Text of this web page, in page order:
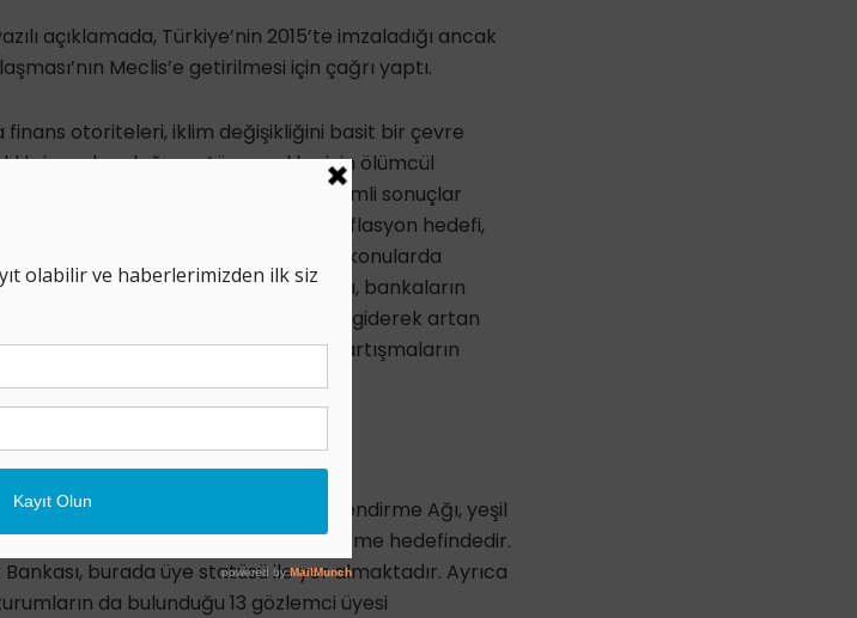
açıklamada, Türkiye’nin 2015’te imzaladığı ancak
Meclis’e getirilmesi için çağrı yaptı.
finans otoriteleri, iklim değişikliğini basit bir çevre
insanlar, doğa ve tüm canlılar için ölümcül
toplum üzerinde yarattığı risk, önemli sonuçlar
merkez bankalarının sadece enflasyon hedefi,
yeşil kredilerin tahsisi gibi konularda
bankacılık düzenleme kurulları, bankaların
zorunlu koşuyor. Dünyada önemi giderek artan
ve Merkez Bankası’nın tartışmaların
Mücadele Edemezsiniz”
kurulan Finansal Sistemi Yeşillendirme Ağı, yeşil
modeli yaratılmasına öncülük etme hedefindedir.
burada üye statüsü ile yer almaktadır. Ayrıca
da bulunduğu 13 gözlemci üyesi